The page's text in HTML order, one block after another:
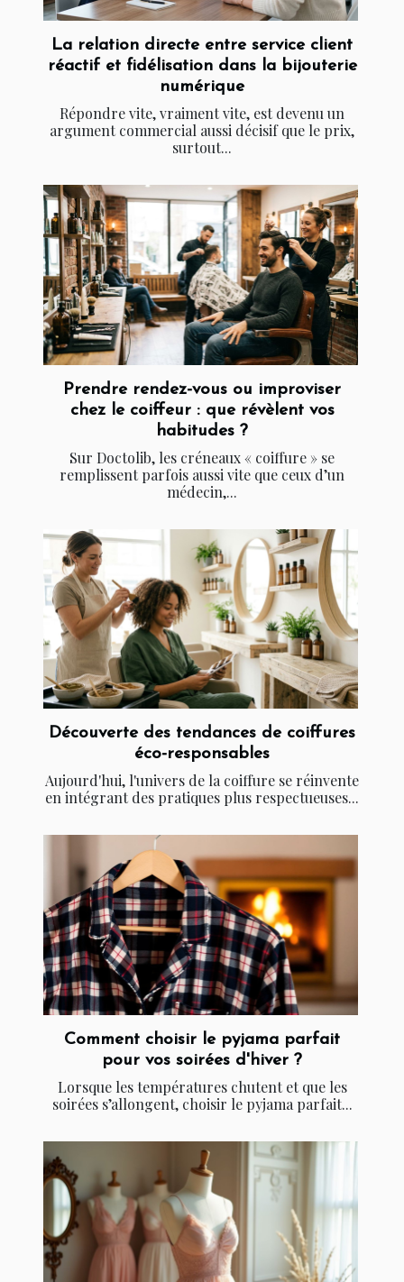
La relation directe entre service client
réactif et fidélisation dans la bijouterie
numérique
Répondre vite, vraiment vite, est devenu un
argument commercial aussi décisif que le prix,
surtout...
Prendre rendez-vous ou improviser
chez le coiffeur : que révèlent vos
habitudes ?
Sur Doctolib, les créneaux « coiffure » se
remplissent parfois aussi vite que ceux d’un
médecin,...
Découverte des tendances de coiffures
éco-responsables
Aujourd'hui, l'univers de la coiffure se réinvente
en intégrant des pratiques plus respectueuses...
Comment choisir le pyjama parfait
pour vos soirées d'hiver ?
Lorsque les températures chutent et que les
soirées s’allongent, choisir le pyjama parfait...